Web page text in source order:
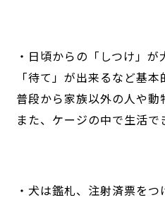
・日頃からの「しつけ」が
「待て」が出来るなど基本
普段から家族以外の人や動
また、ケージの中で生活で
・犬は鑑札、注射済票をつ